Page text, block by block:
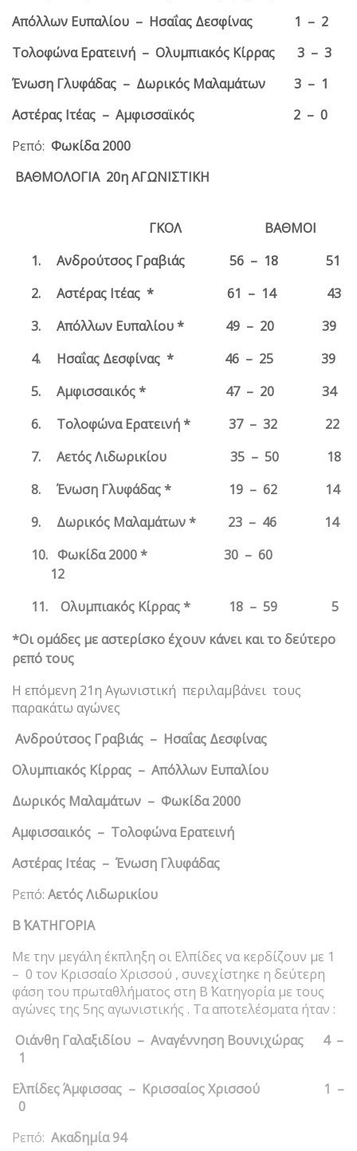
Απόλλων Ευπαλίου – Ησαΐας Δεσφίνας 1 – 2
Τολοφώνα Ερατεινή – Ολυμπιακός Κίρρας 3 – 3
Ένωση Γλυφάδας – Δωρικός Μαλαμάτων 3 – 1
Αστέρας Ιτέας – Αμφισσαϊκός 2 – 0
Ρεπό: Φωκίδα 2000
ΒΑΘΜΟΛΟΓΙΑ 20η ΑΓΩΝΙΣΤΙΚΗ
ΓΚΟΛ ΒΑΘΜΟΙ
1. Ανδρούτσος Γραβιάς 56 – 18 51
2. Αστέρας Ιτέας * 61 – 14 43
3. Απόλλων Ευπαλίου * 49 – 20 39
4. Ησαΐας Δεσφίνας * 46 – 25 39
5. Αμφισσαικός * 47 – 20 34
6. Τολοφώνα Ερατεινή * 37 – 32 22
7. Αετός Λιδωρικίου 35 – 50 18
8. Ένωση Γλυφάδας * 19 – 62 14
9. Δωρικός Μαλαμάτων * 23 – 46 14
10. Φωκίδα 2000 * 30 – 60
12
11. Ολυμπιακός Κίρρας * 18 – 59 5
*Οι ομάδες με αστερίσκο έχουν κάνει και το δεύτερο
ρεπό τους
Η επόμενη 21η Αγωνιστική περιλαμβάνει τους
παρακάτω αγώνες
Ανδρούτσος Γραβιάς – Ησαΐας Δεσφίνας
Ολυμπιακός Κίρρας – Απόλλων Ευπαλίου
Δωρικός Μαλαμάτων – Φωκίδα 2000
Αμφισσαικός – Τολοφώνα Ερατεινή
Αστέρας Ιτέας – Ένωση Γλυφάδας
Ρεπό: Αετός Λιδωρικίου
Β΄ ΚΑΤΗΓΟΡΙΑ
Με την μεγάλη έκπληξη οι Ελπίδες να κερδίζουν με 1
– 0 τον Κρισσαίο Χρισσού , συνεχίστηκε η δεύτερη
φάση του πρωταθλήματος στη Β΄ Κατηγορία με τους
αγώνες της 5ης αγωνιστικής . Τα αποτελέσματα ήταν :
Οιάνθη Γαλαξιδίου – Αναγέννηση Βουνιχώρας 4 –
1
Ελπίδες Άμφισσας – Κρισσαίος Χρισσού 1 –
0
Ρεπό: Ακαδημία 94